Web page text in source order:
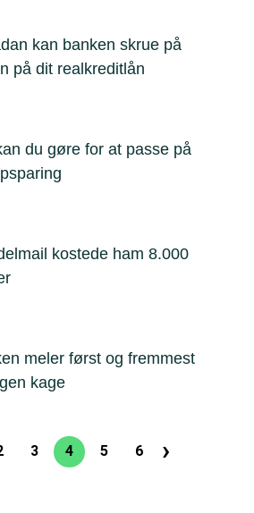
kan banken skrue på
på dit realkreditlån
du gøre for at passe på
kostede ham 8.000
meler først og fremmest
kage
Sideinddeling
Side
3
Nuværende
4 5
Side
6 ›